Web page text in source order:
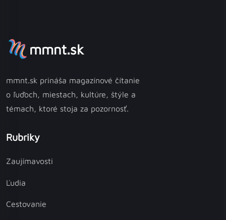
mmnt.sk
mmnt.sk prináša magazínové čítanie
o ľuďoch, miestach, kultúre, štýle a
témach, ktoré stoja za pozornosť.
Rubriky
Zaujímavosti
Ľudia
Cestovanie